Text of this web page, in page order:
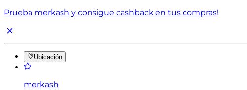
Prueba merkash y consigue cashback en tus compras!
Ubicación
merkash